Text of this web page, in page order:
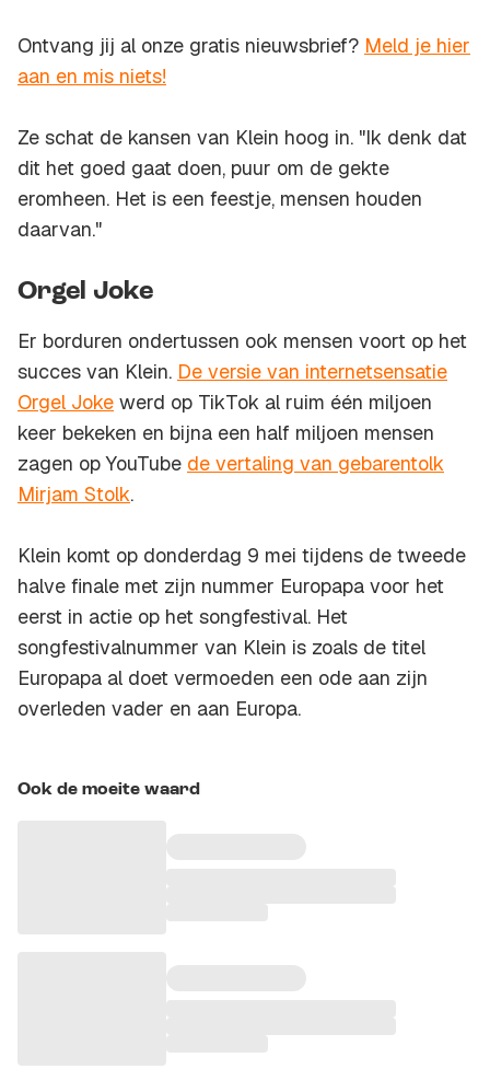
Ontvang jij al onze gratis nieuwsbrief? Meld je hier
aan en mis niets!
Ze schat de kansen van Klein hoog in. "Ik denk dat
dit het goed gaat doen, puur om de gekte
eromheen. Het is een feestje, mensen houden
daarvan."
Orgel Joke
Er borduren ondertussen ook mensen voort op het
succes van Klein. De versie van internetsensatie
Orgel Joke werd op TikTok al ruim één miljoen
keer bekeken en bijna een half miljoen mensen
zagen op YouTube de vertaling van gebarentolk
Mirjam Stolk.
Klein komt op donderdag 9 mei tijdens de tweede
halve finale met zijn nummer Europapa voor het
eerst in actie op het songfestival. Het
songfestivalnummer van Klein is zoals de titel
Europapa al doet vermoeden een ode aan zijn
overleden vader en aan Europa.
Ook de moeite waard